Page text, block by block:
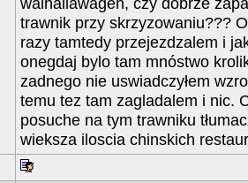
trawnik przy skrzyzowaniu???
razy tamtedy przejezdzalem i
onegdaj bylo tam mnóstwo
zadnego nie uswiadczyłem
temu tez tam zagladalem i nic.
posuche na tym trawniku
wieksza iloscia chinskich